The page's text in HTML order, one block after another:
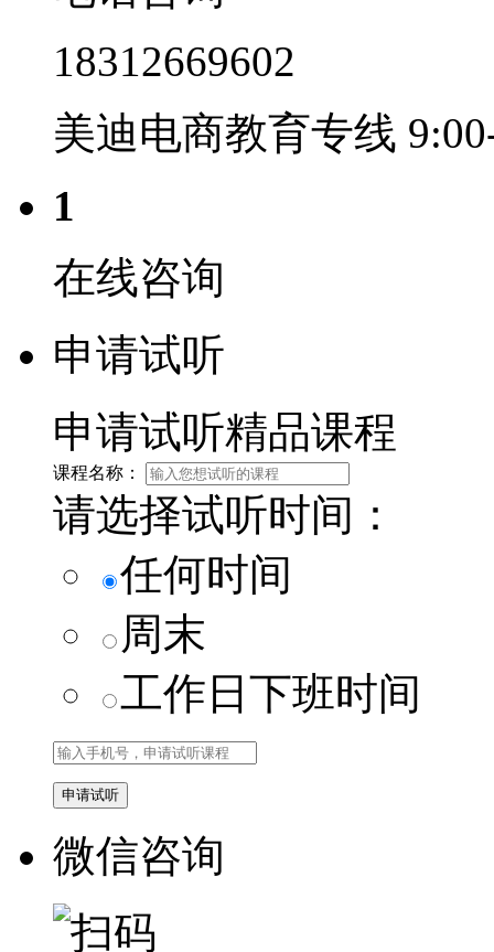
18312669602
美迪电商教育专线
1
在线咨询
申请试听
申请试听精品课程
课程名称：
请选择试听时间：
任何时间
周末
工作日下班时间
微信咨询